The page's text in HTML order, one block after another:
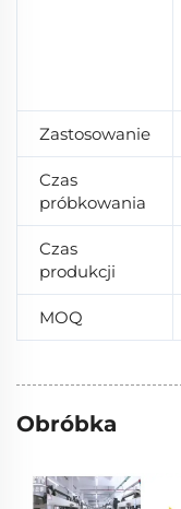
Zastosowanie
Czas
próbkowania
Czas
produkcji
MOQ
Obróbka